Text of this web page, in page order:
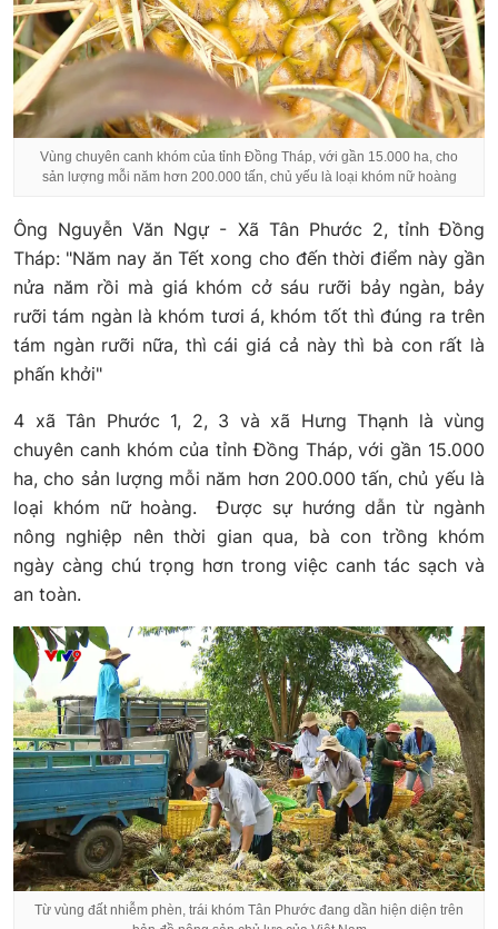
Vùng chuyên canh khóm của tỉnh Đồng Tháp, với gần 15.000 ha, cho
sản lượng mỗi năm hơn 200.000 tấn, chủ yếu là loại khóm nữ hoàng
Ông Nguyễn Văn Ngự - Xã Tân Phước 2, tỉnh Đồng
Tháp: "Năm nay ăn Tết xong cho đến thời điểm này gần
nửa năm rồi mà giá khóm cở sáu rưỡi bảy ngàn, bảy
rưỡi tám ngàn là khóm tươi á, khóm tốt thì đúng ra trên
tám ngàn rưỡi nữa, thì cái giá cả này thì bà con rất là
phấn khởi"
4 xã Tân Phước 1, 2, 3 và xã Hưng Thạnh là vùng
chuyên canh khóm của tỉnh Đồng Tháp, với gần 15.000
ha, cho sản lượng mỗi năm hơn 200.000 tấn, chủ yếu là
loại khóm nữ hoàng. Được sự hướng dẫn từ ngành
nông nghiệp nên thời gian qua, bà con trồng khóm
ngày càng chú trọng hơn trong việc canh tác sạch và
an toàn.
Từ vùng đất nhiễm phèn, trái khóm Tân Phước đang dần hiện diện trên